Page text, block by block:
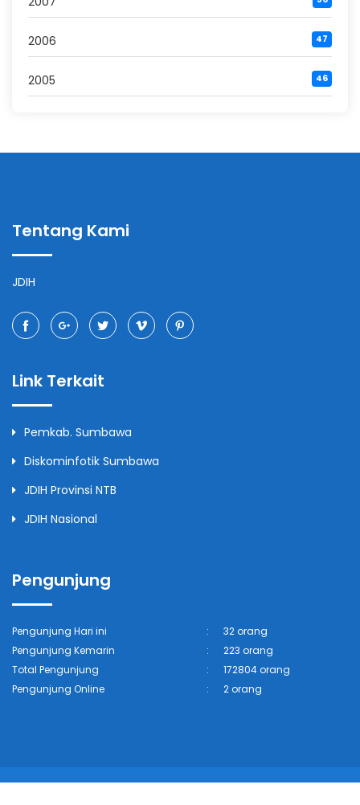
2006 47
2005 46
Tentang Kami
JDIH
Link Terkait
Pemkab. Sumbawa
Diskominfotik Sumbawa
JDIH Provinsi NTB
JDIH Nasional
Pengunjung
Pengunjung Hari ini :
32 orang
Pengunjung Kemarin
:
223 orang
Total Pengunjung
:
172804 orang
Pengunjung Online
: 2 orang